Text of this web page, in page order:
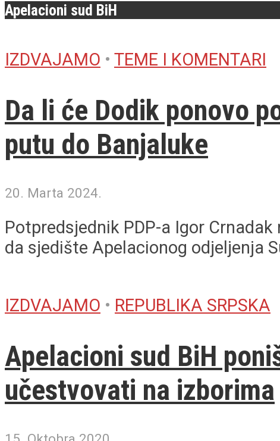
Apelacioni sud BiH
IZDVAJAMO • TEME I KOMENTARI
Da li će Dodik ponovo
putu do Banjaluke
20. Marta 2024.
Potpredsjednik PDP-a Igor
da sjedište Apelacionog odjeljenja
IZDVAJAMO • REPUBLIKA SRPSKA
Apelacioni sud BiH
učestvovati na izborima